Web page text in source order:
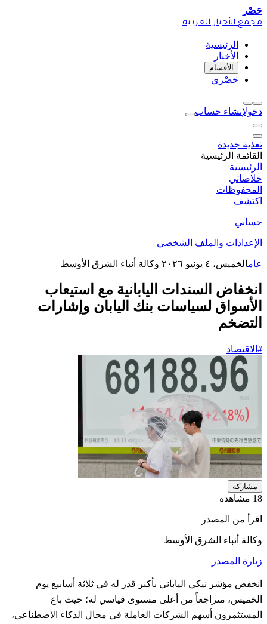
حَصْر
مجمع الأخبار العربية
الرئيسية
الأخبار
الأقسام
حَصْري
دخولإنشاء حساب
تغذية جديدة
القائمة الرئيسية
الرئيسية
خلاصاتي
المحفوظات
اكتشف
حسابي
الإعدادات والملف الشخصي
عامالخميس، ٤ يونيو ٢٠٢٦ وكالة أنباء الشرق الأوسط
انخفاض السندات اليابانية مع استيعاب
الأسواق لسياسات بنك اليابان وإشارات
التضخم
#الاقتصاد
مشاركة
18 مشاهدة
اقرأ من المصدر
وكالة أنباء الشرق الأوسط
زيارة المصدر
انخفض مؤشر نيكي الياباني بأكبر قدر له في ثلاثة أسابيع يوم
الخميس، متراجعاً من أعلى مستوى قياسي له؛ حيث باع
المستثمرون أسهم الشركات العاملة في مجال الذكاء الاصطناعي،